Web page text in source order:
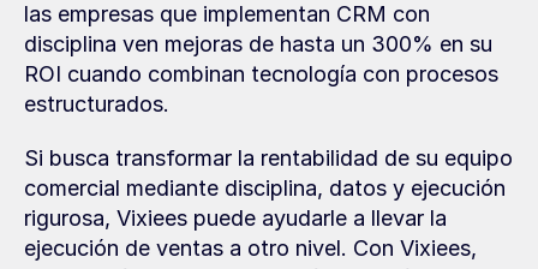
las empresas que implementan CRM con
disciplina ven mejoras de hasta un 300% en su
ROI cuando combinan tecnología con procesos
estructurados.
Si busca transformar la rentabilidad de su equipo
comercial mediante disciplina, datos y ejecución
rigurosa, Vixiees puede ayudarle a llevar la
ejecución de ventas a otro nivel. Con Vixiees,